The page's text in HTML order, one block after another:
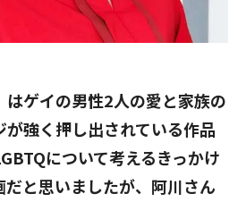
はゲイの男性2人の愛と家族の
強く押し出されている作品
について考えるきっかけ
だと思いましたが、阿川さん